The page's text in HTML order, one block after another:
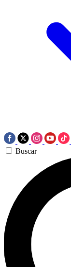
Buscar